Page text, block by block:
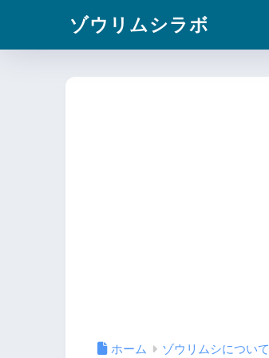
ゾウリムシラボ
ホーム ゾウリムシについて